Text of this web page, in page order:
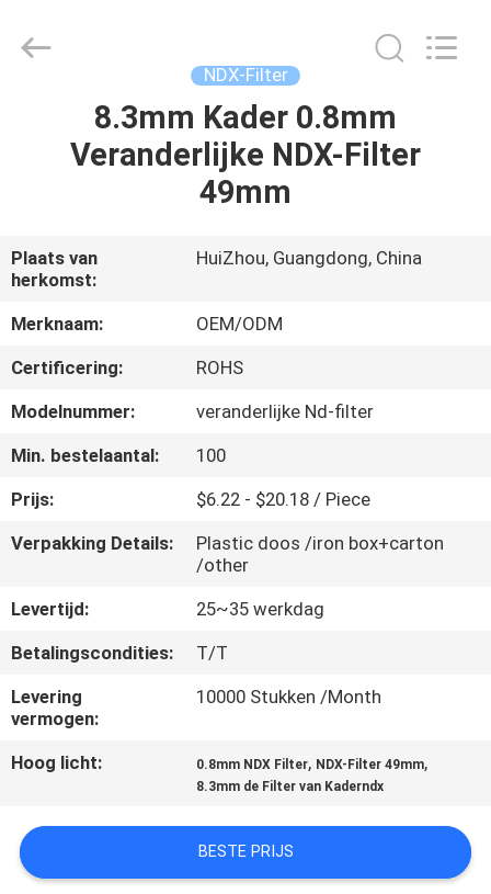
ONGEVEER
ONS
FABRIEKSREIS
CONTACTEER
ONS
VERZOEK
OM
EEN
CITAAT
PRIVACY
Shadow
Technology
NDX-Filter
8.3mm Kader 0.8mm
Veranderlijke NDX-Filter
49mm
Plaats van
herkomst:
HuiZhou, Guangdong, China
Merknaam:
OEM/ODM
Certificering:
ROHS
Modelnummer:
veranderlijke Nd-filter
Min. bestelaantal:
100
Prijs:
$6.22 - $20.18 / Piece
Verpakking Details:
Plastic doos /iron box+carton
/other
Levertijd:
25~35 werkdag
Betalingscondities:
T/T
Levering
vermogen:
10000 Stukken /Month
Hoog licht: 0.8mm NDX Filter, NDX-Filter 49mm,
8.3mm de Filter van Kaderndx
BESTE PRIJS